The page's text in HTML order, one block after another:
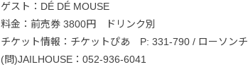
ゲスト：DÉ DÉ MOUSE
料金：前売券 3800円 ドリンク別
チケット情報：チケットぴあ P: 331-790 / ローソ
(問)JAILHOUSE：052-936-6041